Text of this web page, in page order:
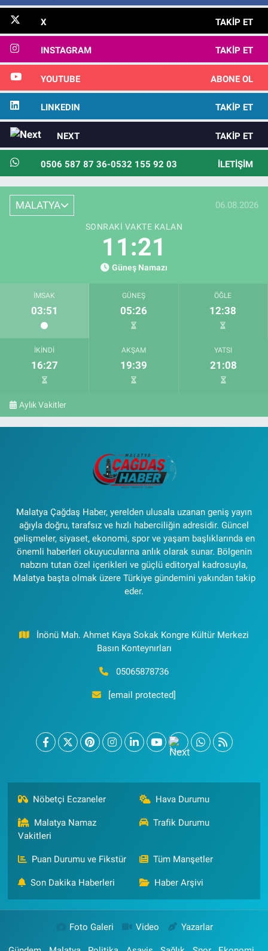
X TAKIP ET
INSTAGRAM TAKIP ET
YOUTUBE ABONE OL
LINKEDIN TAKIP ET
NEXT TAKIP ET
0506 587 87 36-0532 155 92 03 İLETIŞIM
MALATYA 06.08.2026
SONRAKI VAKTE KALAN
11:20
Güneş Namazı
İMSAK
03:51
GÜNEŞ
05:26
ÖĞLE
12:38
İKINDI
16:27
AKŞAM
19:39
YATSI
21:08
Aylık Vakitler
Malatya Çağdaş Haber, yerelden ulusala uzanan geniş yayın
ağıyla doğru, tarafsız ve hızlı haberciliğin adresidir. Güncel
gelişmeler, siyaset, ekonomi, spor ve yaşam başlıklarında en
önemli haberleri okuyucularına anlık olarak sunar. Bölgenin
nabzını tutan özel içerikleri ve güçlü editoryal kadrosuyla,
Malatya başta olmak üzere Türkiye gündemini yakından takip
eder.
İnönü Mah. Ahmet Kaya Sokak Kongre Kültür Merkezi
Basın Konteynırları
05065878736
[email protected]
Nöbetçi Eczaneler Hava Durumu
Malatya Namaz
Vakitleri
Trafik Durumu
Puan Durumu ve Fikstür Tüm Manşetler
Son Dakika Haberleri Haber Arşivi
Foto Galeri Video Yazarlar